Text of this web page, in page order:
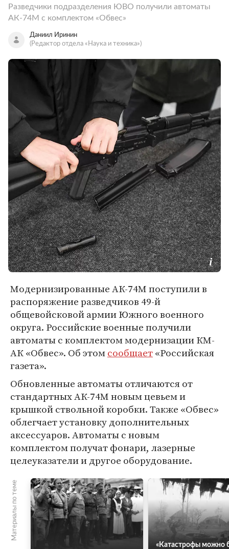
Разведчики подразделения ЮВО получили автоматы
АК-74М с комплектом «Обвес»
Даниил Иринин
(Редактор отдела «Наука и техника»)
Модернизированные АК-74М поступили в
распоряжение разведчиков 49-й
общевойсковой армии Южного военного
округа. Российские военные получили
автоматы с комплектом модернизации КМ-
АК «Обвес». Об этомсообщает«Российская
газета».
Обновленные автоматы отличаются от
стандартных АК-74М новым цевьем и
крышкой ствольной коробки. Также «Обвес»
облегчает установку дополнительных
аксессуаров. Автоматы с новым
комплектом получат фонари, лазерные
целеуказатели и другое оборудование.
Материалы по теме
«Катастрофы можно